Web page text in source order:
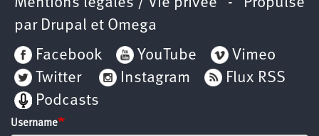
par Drupal et Omega
Facebook
YouTube
Vimeo
Twitter
Instagram
Flux RSS
Podcasts
Username